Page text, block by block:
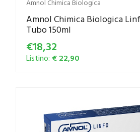
Amnol Chimica Biologica
Amnol Chimica Biologica
Tubo 150ml
€18,32
Listino: € 22,90